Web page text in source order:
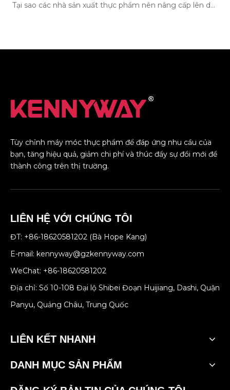
Tại sao các nhà sản xuất thực phẩm nên nâng cấp lên dây chuyền sản xuất mì ăn liền hiện đại?
Tùy chỉnh máy móc thực phẩm để đáp ứng nhu cầu của
bạn, tăng hiệu quả, giảm chi phí và thúc đẩy sự đổi mới để
thành công trên thị trường.
LIÊN HỆ VỚI CHÚNG TÔI
ĐT: +86-18620581202 (Bà Hope Kang)
E-mail: kennyway@gzkennyway.com
WeChat: +86-18620581202
Địa chỉ: Số 10-108 Đại lộ Shibei Đoạn Huijiang, Dashi, Quận
Panyu, Quảng Châu, Trung Quốc
LIÊN KẾT NHANH
DANH MỤC SẢN PHẨM